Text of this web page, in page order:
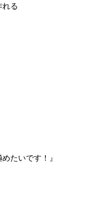
る
たいです！』